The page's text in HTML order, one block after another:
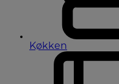
Køkken